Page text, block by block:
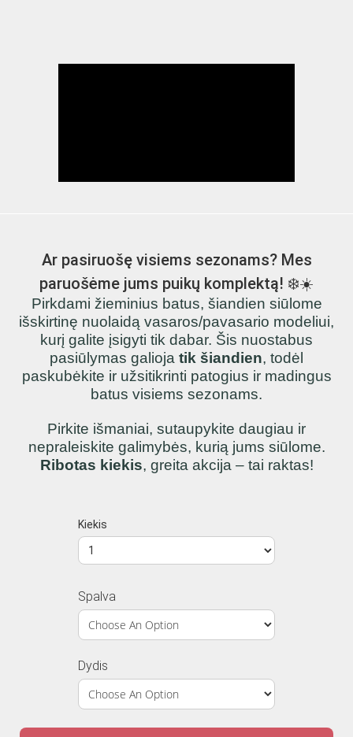
Ar pasiruošę visiems sezonams? Mes
paruošėme jums puikų komplektą! ❄️☀️
Pirkdami žieminius batus, šiandien siūlome
išskirtinę nuolaidą vasaros/pavasario modeliui,
kurį galite įsigyti tik dabar. Šis nuostabus
pasiūlymas galioja tik šiandien, todėl
paskubėkite ir užsitikrinti patogius ir madingus
batus visiems sezonams.
Pirkite išmaniai, sutaupykite daugiau ir
nepraleiskite galimybės, kurią jums siūlome.
Ribotas kiekis, greita akcija – tai raktas!
Kiekis
Spalva
Dydis